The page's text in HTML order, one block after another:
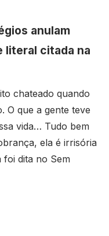
anulam
literal citada na
chateado quando
O que a gente teve
vida… Tudo bem
ela é irrisória
foi dita no Sem